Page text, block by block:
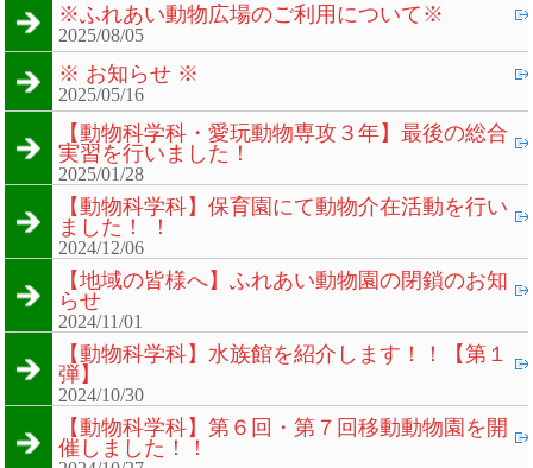
※ふれあい動物広場のご利用について※
2025/08/05
※ お知らせ ※
2025/05/16
【動物科学科・愛玩動物専攻３年】最後の総合
実習を行いました！
2025/01/28
【動物科学科】保育園にて動物介在活動を行い
ました！ ！
2024/12/06
【地域の皆様へ】ふれあい動物園の閉鎖のお知
らせ
2024/11/01
【動物科学科】水族館を紹介します！！【第１
弾】
2024/10/30
【動物科学科】第６回・第７回移動動物園を開
催しました！！